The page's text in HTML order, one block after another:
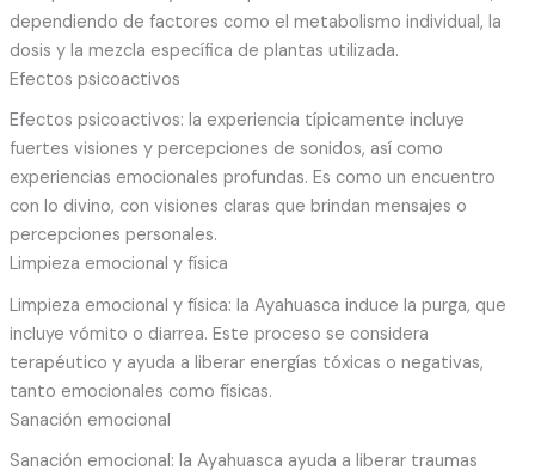
dependiendo de factores como el metabolismo individual, la
dosis y la mezcla específica de plantas utilizada.
Efectos psicoactivos
Efectos psicoactivos: la experiencia típicamente incluye
fuertes visiones y percepciones de sonidos, así como
experiencias emocionales profundas. Es como un encuentro
con lo divino, con visiones claras que brindan mensajes o
percepciones personales.
Limpieza emocional y física
Limpieza emocional y física: la Ayahuasca induce la purga, que
incluye vómito o diarrea. Este proceso se considera
terapéutico y ayuda a liberar energías tóxicas o negativas,
tanto emocionales como físicas.
Sanación emocional
Sanación emocional: la Ayahuasca ayuda a liberar traumas